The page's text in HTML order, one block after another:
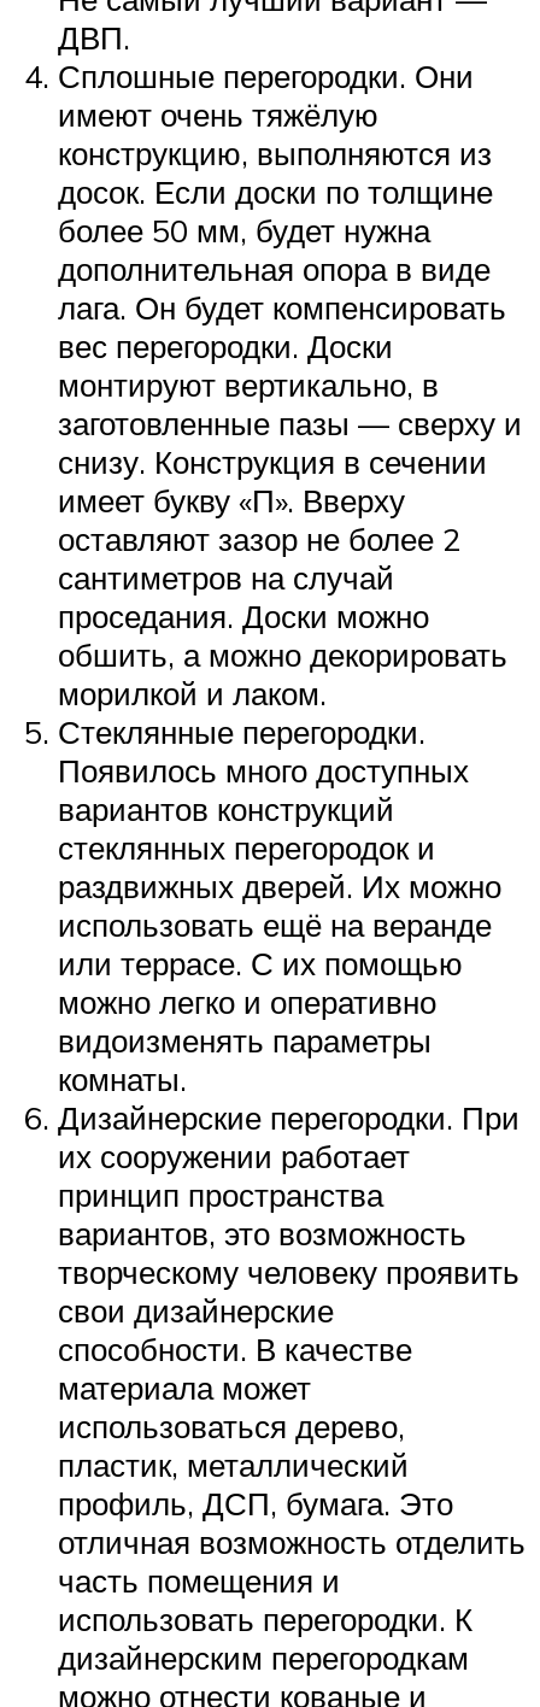
ДВП.
Сплошные перегородки. Они
имеют очень тяжёлую
конструкцию, выполняются из
досок. Если доски по толщине
более 50 мм, будет нужна
дополнительная опора в виде
лага. Он будет компенсировать
вес перегородки. Доски
монтируют вертикально, в
заготовленные пазы — сверху и
снизу. Конструкция в сечении
имеет букву «П». Вверху
оставляют зазор не более 2
сантиметров на случай
проседания. Доски можно
обшить, а можно декорировать
морилкой и лаком.
Стеклянные перегородки.
Появилось много доступных
вариантов конструкций
стеклянных перегородок и
раздвижных дверей. Их можно
использовать ещё на веранде
или террасе. С их помощью
можно легко и оперативно
видоизменять параметры
комнаты.
Дизайнерские перегородки. При
их сооружении работает
принцип пространства
вариантов, это возможность
творческому человеку проявить
свои дизайнерские
способности. В качестве
материала может
использоваться дерево,
пластик, металлический
профиль, ДСП, бумага. Это
отличная возможность отделить
часть помещения и
использовать перегородки. К
дизайнерским перегородкам
можно отнести кованые и